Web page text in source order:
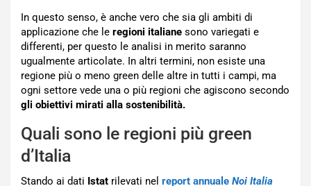
In questo senso, è anche vero che sia gli ambiti di
applicazione che le regioni italiane sono variegati e
differenti, per questo le analisi in merito saranno
ugualmente articolate. In altri termini, non esiste una
regione più o meno green delle altre in tutti i campi, ma
ogni settore vede una o più regioni che agiscono secondo
gli obiettivi mirati alla sostenibilità.
Quali sono le regioni più green
d’Italia
Stando ai dati Istat rilevati nel report annuale Noi Italia